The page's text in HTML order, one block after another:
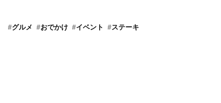
#グルメ #おでかけ #イベント #ステーキ